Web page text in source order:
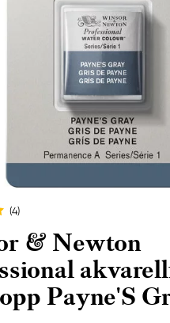
(4)
& Newton
Payne'S